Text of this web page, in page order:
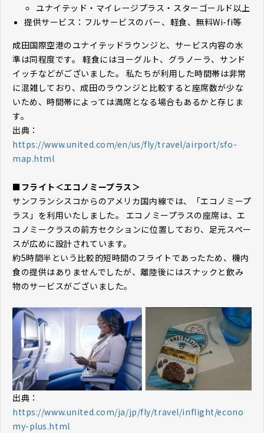
ユナイテッド・マイレージプラス・スターゴールド以上
提供サービス：フルサービスのバー、軽食、無料Wi-fi等
成田国際空港のユナイテッドラウンジと、サービス内容の水
準は同程度です。 軽食にはヨーグルト、グラノーラ、サンド
イッチなどがございました。 私たちが利用した時間帯は非常
に混雑しており、成田のラウンジと比較すると座席数が少な
いため、時間帯によっては満席となる場合もあるかと存じま
す。
出典：
https://www.united.com/en/us/fly/travel/airport/sfo-
map.html
■フライト＜エコノミープラス＞
サンフランシスコからのアメリカ国内線では、「エコノミープ
ラス」を利用いたしました。 エコノミープラスの座席は、エ
コノミークラスの前方セクションに位置しており、足元スペー
スが広めに設計されています。
約5時間半という比較的短時間のフライトであったため、機内
食の提供はありませんでしたが、離陸後にはスナックと飲み
物のサービスがございました。
出典：
https://www.united.com/ja/jp/fly/travel/inflight/econo
my-plus.html